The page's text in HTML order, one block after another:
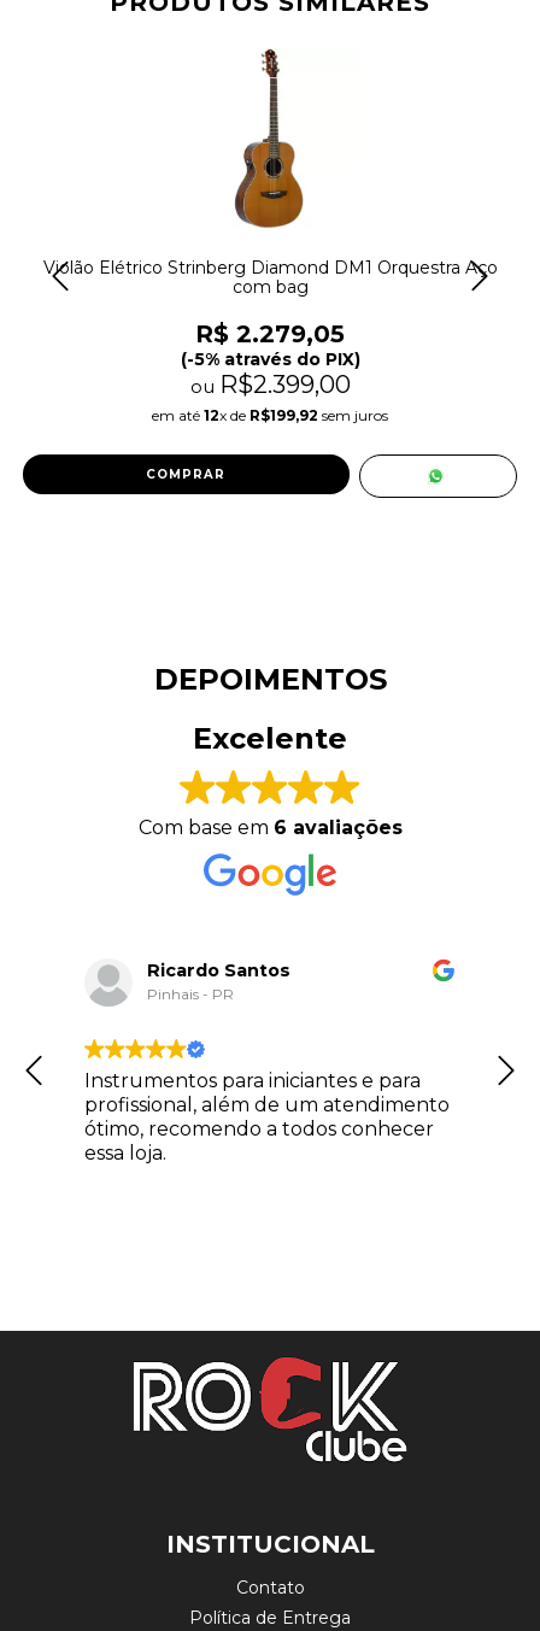
Violão Elétrico Strinberg Diamond DM1 Orquestra Aço
com bag
R$ 2.279,05
(-5% através do PIX)
ou R$2.399,00
em até 12x de R$199,92 sem juros
DEPOIMENTOS
Excelente
Com base em 6 avaliações
Ricardo Santos
Pinhais - PR
Instrumentos para iniciantes e para
profissional, além de um atendimento
ótimo, recomendo a todos conhecer
essa loja.
INSTITUCIONAL
Contato
Política de Entrega